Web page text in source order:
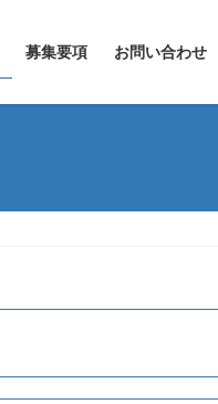
募集要項 お問い合わせ